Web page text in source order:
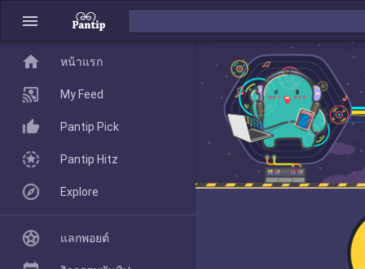
menu
home
Pantip Pick
home หน้าแรก
My Feed
Pantip Pick
Pantip Hitz
Explore
แลกพอยต์